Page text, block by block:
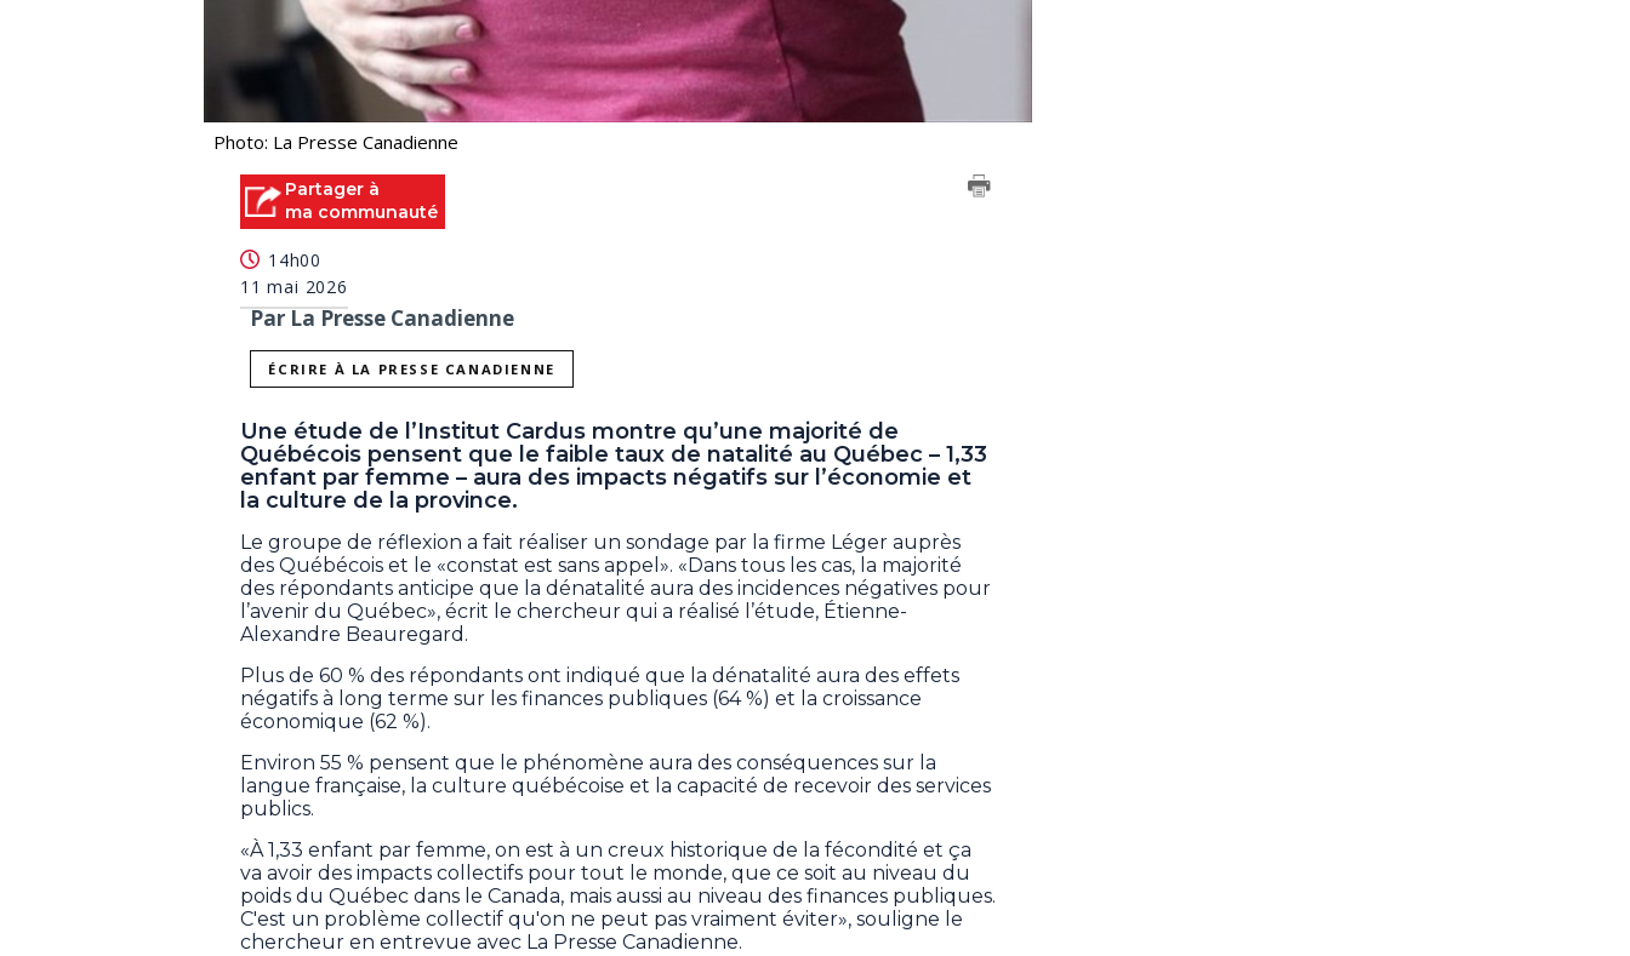
Photo: La Presse Canadienne
Partager à
ma communauté
14h00
11 mai 2026
Par La Presse Canadienne
ÉCRIRE À LA PRESSE CANADIENNE
Une étude de l’Institut Cardus montre qu’une majorité de
Québécois pensent que le faible taux de natalité au Québec – 1,33
enfant par femme – aura des impacts négatifs sur l’économie et
la culture de la province.
Le groupe de réflexion a fait réaliser un sondage par la firme Léger auprès
des Québécois et le «constat est sans appel». «Dans tous les cas, la majorité
des répondants anticipe que la dénatalité aura des incidences négatives pour
l’avenir du Québec», écrit le chercheur qui a réalisé l’étude, Étienne-
Alexandre Beauregard.
Plus de 60 % des répondants ont indiqué que la dénatalité aura des effets
négatifs à long terme sur les finances publiques (64 %) et la croissance
économique (62 %).
Environ 55 % pensent que le phénomène aura des conséquences sur la
langue française, la culture québécoise et la capacité de recevoir des services
publics.
«À 1,33 enfant par femme, on est à un creux historique de la fécondité et ça
va avoir des impacts collectifs pour tout le monde, que ce soit au niveau du
poids du Québec dans le Canada, mais aussi au niveau des finances publiques.
C'est un problème collectif qu'on ne peut pas vraiment éviter», souligne le
chercheur en entrevue avec La Presse Canadienne.